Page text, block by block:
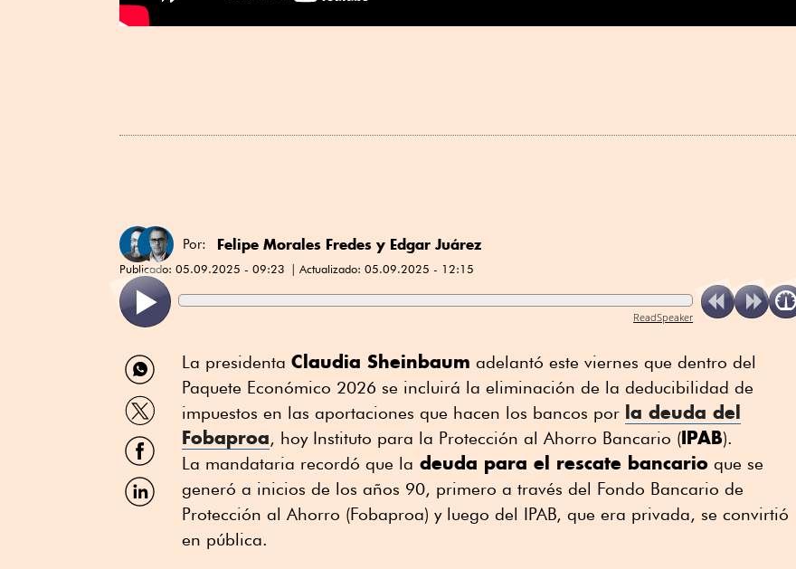
Por: Felipe Morales Fredes y Edgar Juárez
Publicado: 05.09.2025 - 09:23 Actualizado: 05.09.2025 - 12:15
ReadSpeaker
Compartir
por
WhatsApp
Compartir
por
Twitter
Compartir
por
Facebook
Compartir
por
La presidenta Claudia Sheinbaum adelantó este viernes que dentro del
Paquete Económico 2026 se incluirá la eliminación de la deducibilidad de
impuestos en las aportaciones que hacen los bancos por la deuda del
Fobaproa, hoy Instituto para la Protección al Ahorro Bancario (IPAB).
La mandataria recordó que la deuda para el rescate bancario que se
generó a inicios de los años 90, primero a través del Fondo Bancario de
Protección al Ahorro (Fobaproa) y luego del IPAB, que era privada, se convirtió
en pública.